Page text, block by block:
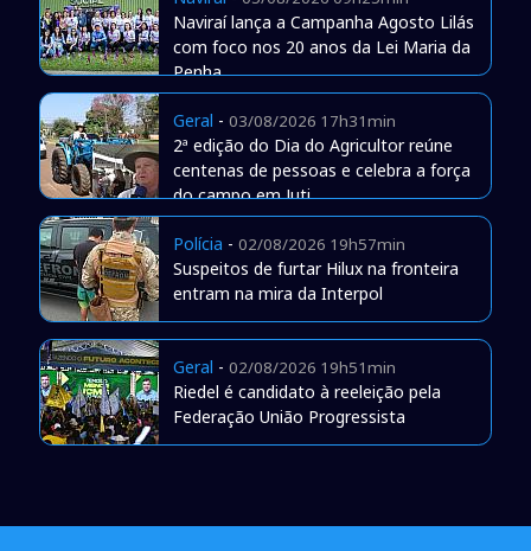
Naviraí lança a Campanha Agosto Lilás
com foco nos 20 anos da Lei Maria da
Penha
Geral - 03/08/2026 17h31min
2ª edição do Dia do Agricultor reúne
centenas de pessoas e celebra a força
do campo em Juti
Polícia - 02/08/2026 19h57min
Suspeitos de furtar Hilux na fronteira
entram na mira da Interpol
Geral - 02/08/2026 19h51min
Riedel é candidato à reeleição pela
Federação União Progressista